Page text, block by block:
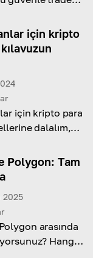
için kripto
için kripto para
dalalım,
öğrenelim!
Polygon: Tam
2025
arasında
Hangi